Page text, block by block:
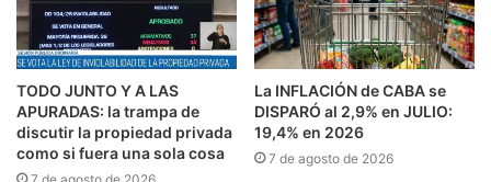
TODO JUNTO Y A LAS
APURADAS: la trampa de
discutir la propiedad privada
como si fuera una sola cosa
La INFLACIÓN de CABA se
DISPARÓ al 2,9% en JULIO:
19,4% en 2026
7 de agosto de 2026